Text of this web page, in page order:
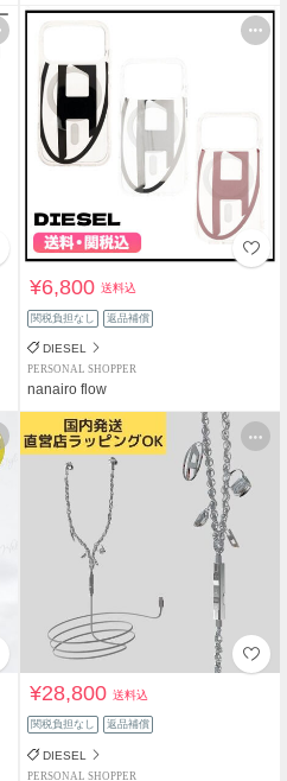
¥6,800送料込
関税負担なし 返品補償
DIESEL
PERSONAL SHOPPER
nanairo flow
¥28,800送料込
関税負担なし 返品補償
DIESEL
PERSONAL SHOPPER